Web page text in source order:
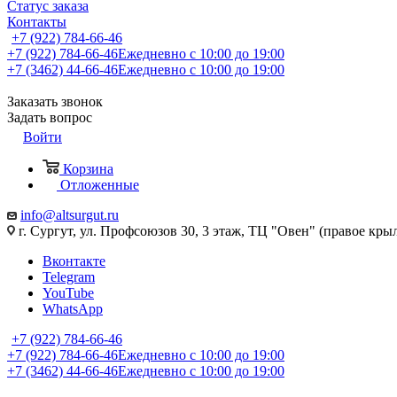
Статус заказа
Контакты
+7 (922) 784-66-46
+7 (922) 784-66-46Ежедневно с 10:00 до 19:00
+7 (3462) 44-66-46Ежедневно с 10:00 до 19:00
Заказать звонок
Задать вопрос
Войти
Корзина
Отложенные
info@altsurgut.ru
г. Сургут, ул. Профсоюзов 30, 3 этаж, ТЦ "Овен" (правое
Вконтакте
Telegram
YouTube
WhatsApp
+7 (922) 784-66-46
+7 (922) 784-66-46Ежедневно с 10:00 до 19:00
+7 (3462) 44-66-46Ежедневно с 10:00 до 19:00